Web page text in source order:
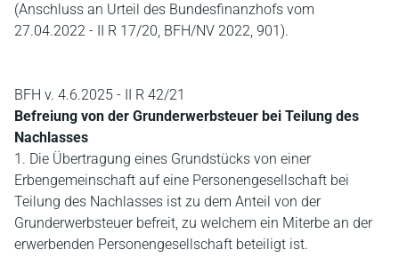
(Anschluss an Urteil des Bundesfinanzhofs vom
27.04.2022 - II R 17/20, BFH/NV 2022, 901).
BFH v. 4.6.2025 - II R 42/21
Befreiung von der Grunderwerbsteuer bei Teilung des
Nachlasses
1. Die Übertragung eines Grundstücks von einer
Erbengemeinschaft auf eine Personengesellschaft bei
Teilung des Nachlasses ist zu dem Anteil von der
Grunderwerbsteuer befreit, zu welchem ein Miterbe an der
erwerbenden Personengesellschaft beteiligt ist.